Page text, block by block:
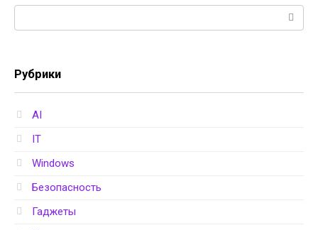
Рубрики
AI
IT
Windows
Безопасность
Гаджеты